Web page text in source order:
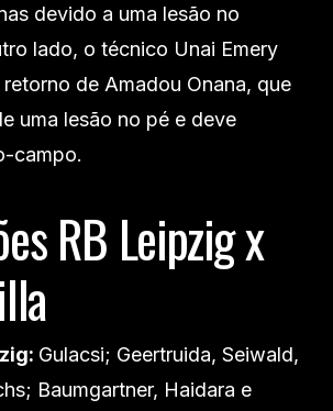
devido a uma lesão no
lado, o técnico Unai Emery
de Amadou Onana, que
uma lesão no pé e deve
campo.
RB Leipzig x
Gulacsi; Geertruida, Seiwald,
Baumgartner, Haidara e